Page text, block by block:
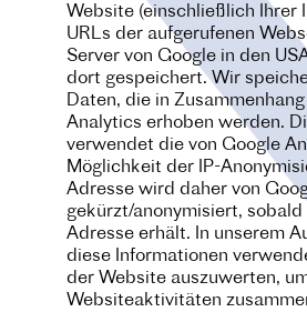
Website (einschließlich Ihrer
URLs der aufgerufenen
Server von Google in den
dort gespeichert. Wir
Daten, die in
Analytics erhoben werden.
verwendet die von Google
Möglichkeit der IP-
Adresse wird daher von
gekürzt/anonymisiert, sobald
Adresse erhält. In unserem
diese Informationen
der Website auszuwerten,
Websiteaktivitäten